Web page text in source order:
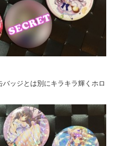
ッジとは別にキラキラ輝くホロ